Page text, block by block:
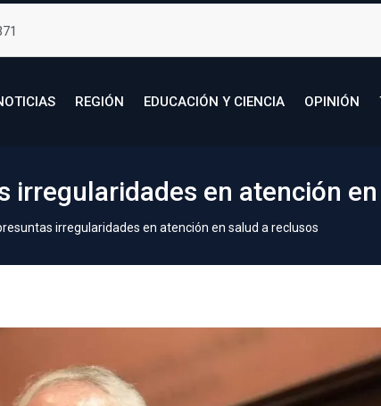
REGIÓN EDUCACIÓN Y CIENCIA OPINIÓN
irregularidades en atención
irregularidades en atención en salud a reclusos